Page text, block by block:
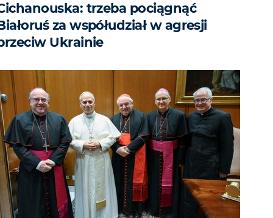
trzeba pociągnąć
za współudział w agresji
Ukrainie